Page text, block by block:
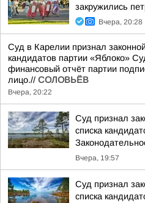
закружились
Вчера, 20:28
Суд в Карелии признал
кандидатов партии «Яблоко»
финансовый отчёт партии
лицо.// СОЛОВЬЁВ
Вчера, 20:22
Суд признал
списка
Вчера, 19:57
Суд признал
списка